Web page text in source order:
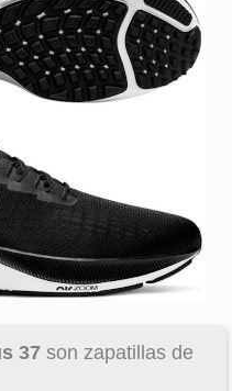
37 son zapatillas de